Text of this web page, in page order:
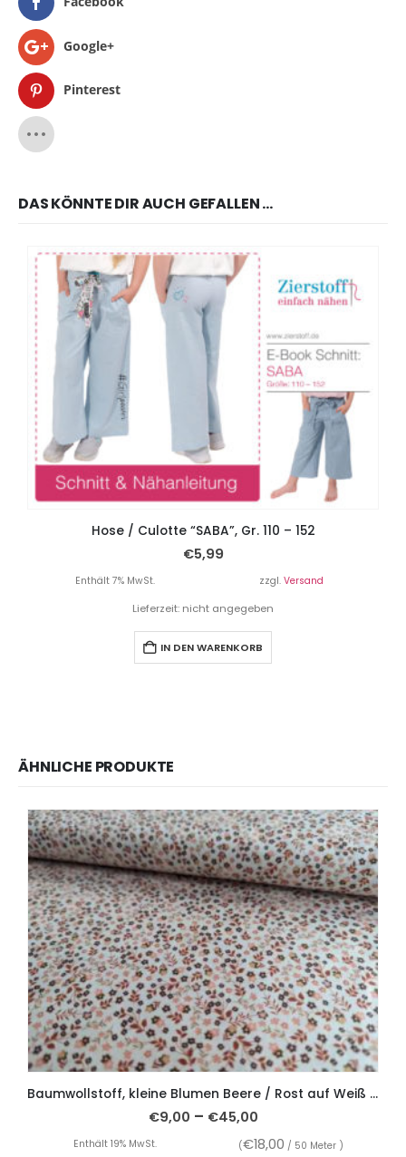
Google+
Pinterest
DAS KÖNNTE DIR AUCH GEFALLEN …
Hose / Culotte “SABA”, Gr. 110 – 152
€5,99
Enthält 7% MwSt. zzgl. Versand
Lieferzeit: nicht angegeben
IN DEN WARENKORB
ÄHNLICHE PRODUKTE
Baumwollstoff, kleine Blumen Beere / Rost auf Weiß – Organic Cotton
€9,00 – €45,00
Enthält 19% MwSt. (€18,00 / 50 Meter )